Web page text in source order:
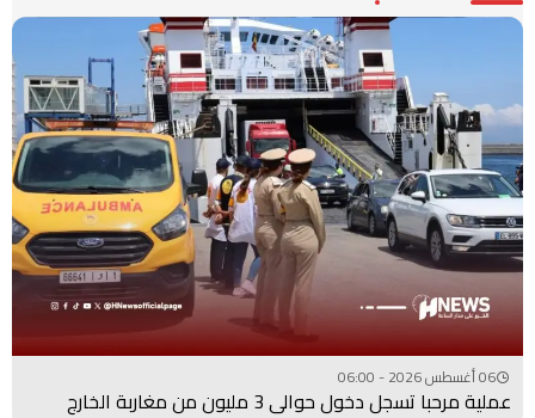
06 أغسطس 2026 - 06:00
عملية مرحبا تسجل دخول حوالي 3 مليون من مغاربة الخارج